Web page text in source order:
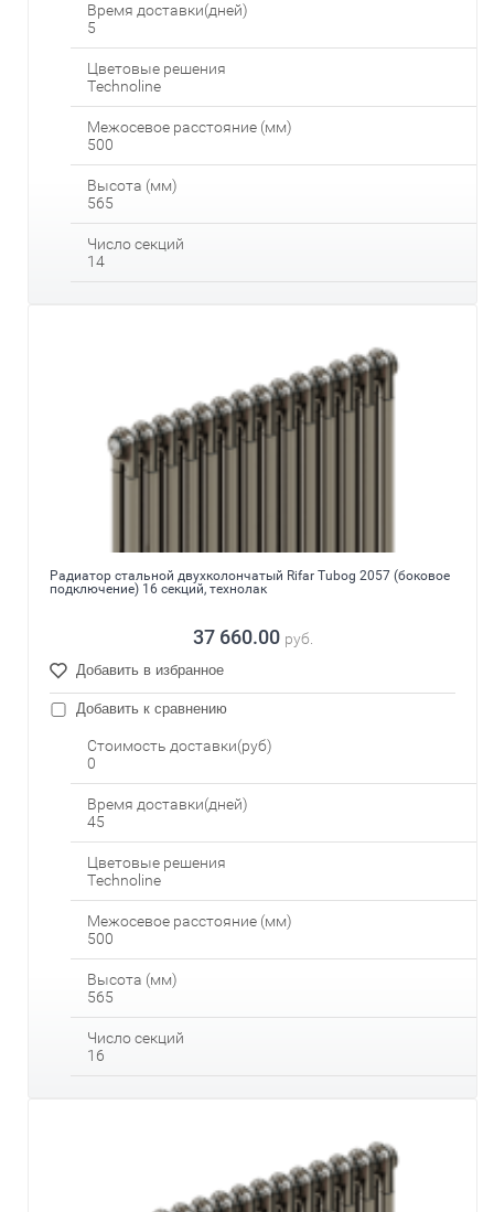
Время доставки(дней)
5
Цветовые решения
Technoline
Межосевое расстояние (мм)
500
Высота (мм)
565
Число секций
14
Радиатор стальной двухколончатый Rifar Tubog 2057 (боковое
подключение) 16 секций, технолак
37 660.00 руб.
Добавить в избранное
Добавить к сравнению
Стоимость доставки(руб)
0
Время доставки(дней)
45
Цветовые решения
Technoline
Межосевое расстояние (мм)
500
Высота (мм)
565
Число секций
16